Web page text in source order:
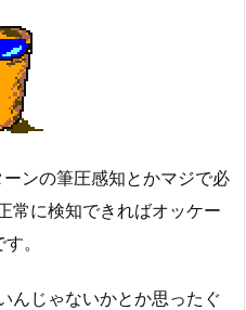
ンの筆圧感知とかマジで必
常に検知できればオッケー
。
んじゃないかとか思ったぐ